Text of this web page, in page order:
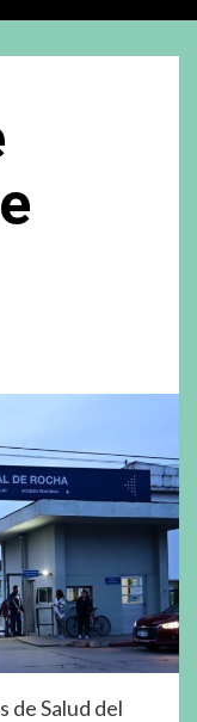
de Salud del